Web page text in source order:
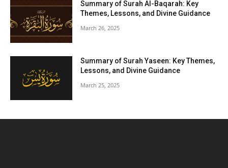
Summary of Surah Al-Baqarah: Key
Themes, Lessons, and Divine Guidance
March 26, 2025
Summary of Surah Yaseen: Key Themes,
Lessons, and Divine Guidance
March 25, 2025